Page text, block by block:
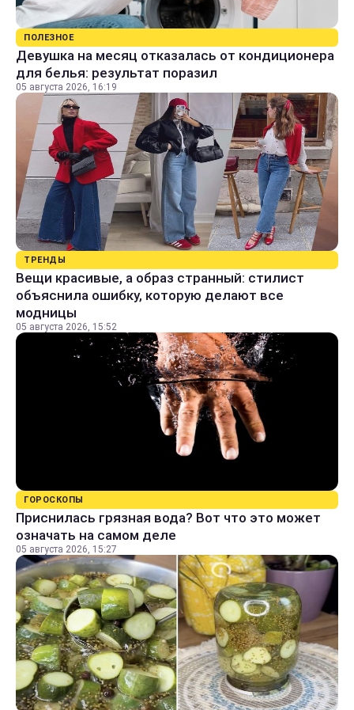
ПОЛЕЗНОЕ
Девушка на месяц отказалась от кондиционера
для белья: результат поразил
05 августа 2026, 16:19
ТРЕНДЫ
Вещи красивые, а образ странный: стилист
объяснила ошибку, которую делают все
модницы
05 августа 2026, 15:52
ГОРОСКОПЫ
Приснилась грязная вода? Вот что это может
означать на самом деле
05 августа 2026, 15:27